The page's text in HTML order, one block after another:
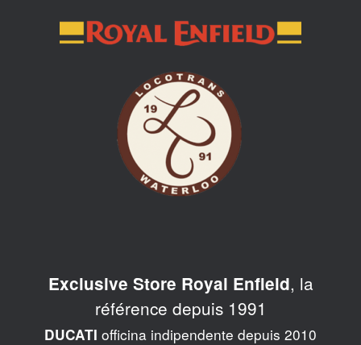
Exclusive Store Royal Enfield, la
référence depuis 1991
DUCATI officina indipendente depuis 2010